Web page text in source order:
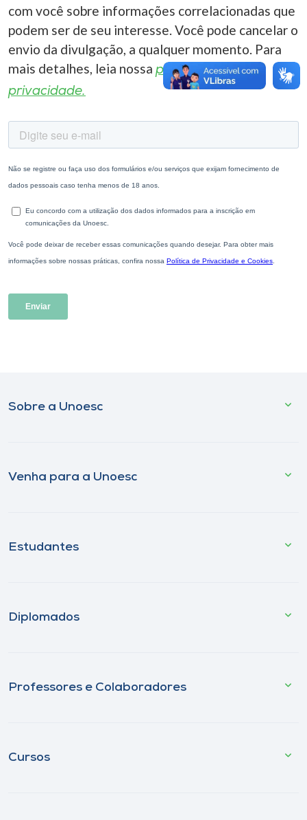
com você sobre informações correlacionadas que
podem ser de seu interesse. Você pode cancelar o
envio da divulgação, a qualquer momento. Para
mais detalhes, leia nossa política de
privacidade.
Sobre a Unoesc
Venha para a Unoesc
Estudantes
Diplomados
Professores e Colaboradores
Cursos